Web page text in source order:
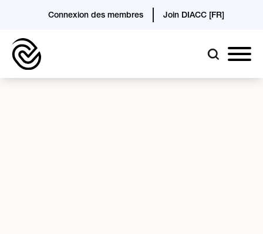
Connexion des membres Join DIACC [FR]